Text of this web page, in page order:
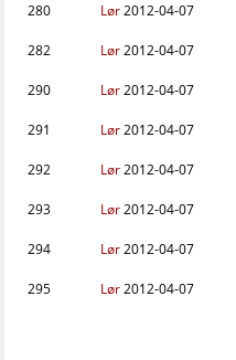
280
Lør2012-04-07
282
Lør2012-04-07
290
Lør2012-04-07
291
Lør2012-04-07
292
Lør2012-04-07
293
Lør2012-04-07
294
Lør2012-04-07
295
Lør2012-04-07